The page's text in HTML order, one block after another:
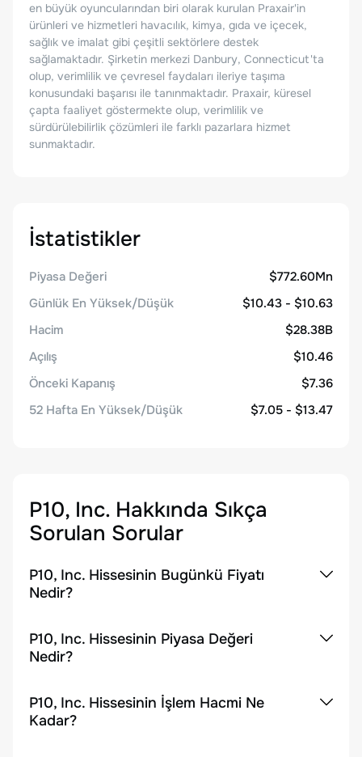
en büyük oyuncularından biri olarak kurulan Praxair'in
ürünleri ve hizmetleri havacılık, kimya, gıda ve içecek,
sağlık ve imalat gibi çeşitli sektörlere destek
sağlamaktadır. Şirketin merkezi Danbury, Connecticut'ta
olup, verimlilik ve çevresel faydaları ileriye taşıma
konusundaki başarısı ile tanınmaktadır. Praxair, küresel
çapta faaliyet göstermekte olup, verimlilik ve
sürdürülebilirlik çözümleri ile farklı pazarlara hizmet
sunmaktadır.
İstatistikler
Piyasa Değeri
$772.60Mn
Günlük En Yüksek/Düşük
$10.43 - $10.63
Hacim
$28.38B
Açılış
$10.46
Önceki Kapanış
$7.36
52 Hafta En Yüksek/Düşük
$7.05 - $13.47
P10, Inc. Hakkında Sıkça
Sorulan Sorular
P10, Inc. Hissesinin Bugünkü Fiyatı
Nedir?
P10, Inc. Hissesinin Piyasa Değeri
Nedir?
P10, Inc. Hissesinin İşlem Hacmi Ne
Kadar?